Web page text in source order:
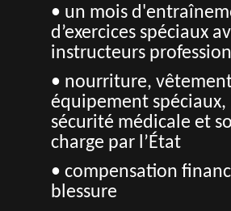
• un mois
d’exercices spéciaux
instructeurs
• nourriture,
équipement
sécurité médicale et
charge par l’État
• compensation
blessure